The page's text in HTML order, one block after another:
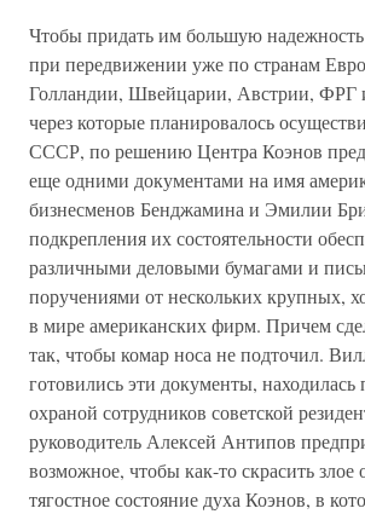
Чтобы придать им большую
при передвижении уже по странам
Голландии, Швейцарии, Австрии, ФРГ
через которые планировалось
СССР, по решению Центра Коэнов
еще одними документами на имя
бизнесменов Бенджамина и Эмилии
подкрепления их состоятельности
различными деловыми бумагами и
поручениями от нескольких крупных,
в мире американских фирм. Причем
так, чтобы комар носа не подточил.
готовились эти документы, находилась
охраной сотрудников советской
руководитель Алексей Антипов
возможное, чтобы как-то скрасить злое
тягостное состояние духа Коэнов, в